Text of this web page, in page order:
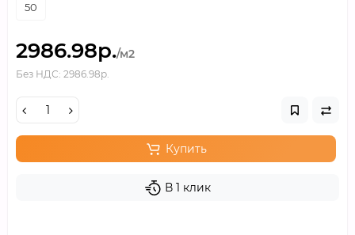
50
2986.98р./м2
Без НДС: 2986.98р.
Купить
В 1 клик